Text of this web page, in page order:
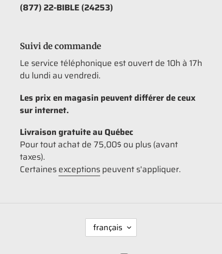
(877) 22-BIBLE (24253)
Suivi de commande
Le service téléphonique est ouvert de 10h à 17h
du lundi au vendredi.
Les prix en magasin peuvent différer de ceux
sur internet.
Livraison gratuite au Québec
Pour tout achat de 75,00$ ou plus (avant
taxes).
Certainesexceptionspeuvent s'appliquer.
A
français